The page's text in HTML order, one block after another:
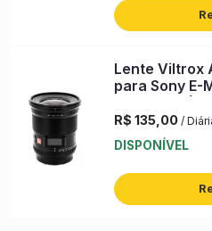
Lente Viltrox
para Sony E-
05NW4W6)
R$ 135,00 /
DISPONÍVEL